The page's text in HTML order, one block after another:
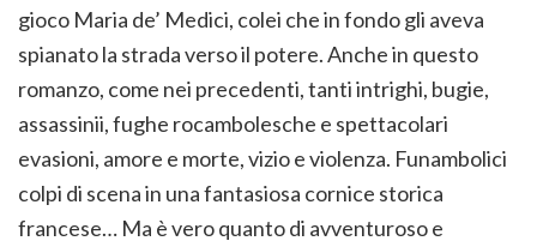
gioco Maria de’ Medici, colei che in fondo gli aveva
spianato la strada verso il potere. Anche in questo
romanzo, come nei precedenti, tanti intrighi, bugie,
assassinii, fughe rocambolesche e spettacolari
evasioni, amore e morte, vizio e violenza. Funambolici
colpi di scena in una fantasiosa cornice storica
francese… Ma è vero quanto di avventuroso e